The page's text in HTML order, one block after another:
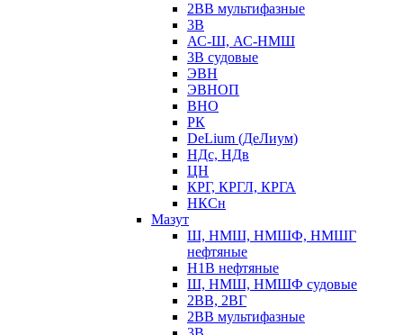
2ВВ мультифазные
3В
АС-Ш, АС-НМШ
3В судовые
ЭВН
ЭВНОП
ВНО
РК
DeLium (ДеЛиум)
НДс, НДв
ЦН
КРГ, КРГЛ, КРГА
НКСн
Мазут
Ш, НМШ, НМШФ, НМШГ
нефтяные
Н1В нефтяные
Ш, НМШ, НМШФ судовые
2ВВ, 2ВГ
2ВВ мультифазные